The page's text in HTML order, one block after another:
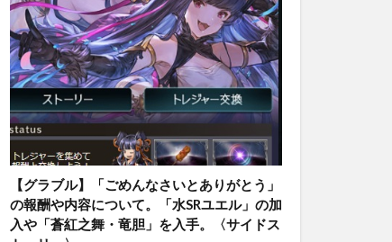
【グラブル】「ごめんなさいとありがとう」
の報酬や内容について。「水SRユエル」の加
入や「蒼紅之舞・竜胆」を入手。〈サイドス